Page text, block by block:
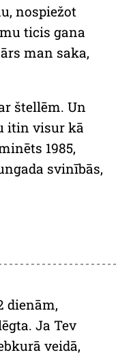
nospiežot
ticis gana
man saka,
štellēm. Un
itin visur kā
1985,
svinībās,
dienām,
Ja Tev
veidā,